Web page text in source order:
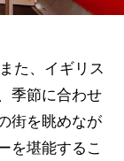
た、イギリス
季節に合わせ
街を眺めなが
を堪能するこ